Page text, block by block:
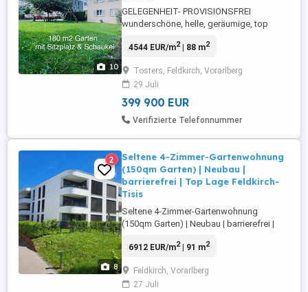
10
GELEGENHEIT- PROVISIONSFREI
wunderschöne, helle, geräumige, top
Tosters für Familien oder WG fähig, auch
Nähe Landeskrankenhaus Feldkirch
grenznah zu Liechtenstein & Schweiz 4
Schlafzimmer 2 Badezimmer & 2 WC
4544 EUR/m2| 88 m2
Tosters, Feldkirch, Vorarlberg
29 Juli
399 900 EUR
Verifizierte Telefonnummer
8
2
Seltene 4-Zimmer-Gartenwohnung
(150qm Garten) | Neubau |
barrierefrei | Top Lage Feldkirch-
Tisis
Seltene 4-Zimmer-Gartenwohnung
(150qm Garten) | Neubau | barrierefrei |
Haus mit Garten, Ruhe und moderner
Gartenwohnung in Feldkirch-Tisis vereint
das Beste aus zwei Welten: den Komfort
6912 EUR/m2| 91 m2
Feldkirch, Vorarlberg
27 Juli